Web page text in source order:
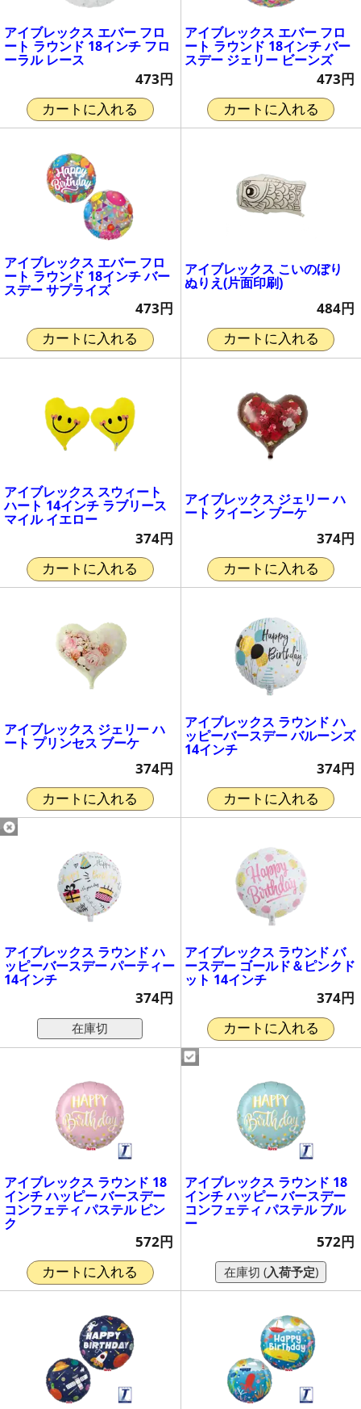
アイブレックス エバー フロ
ート ラウンド 18インチ フロ
ーラル レース
473円
カートに入れる
アイブレックス エバー フロ
ート ラウンド 18インチ バー
スデー ジェリー ビーンズ
473円
カートに入れる
アイブレックス エバー フロ
ート ラウンド 18インチ バー
スデー サプライズ
473円
カートに入れる
アイブレックス こいのぼり
ぬりえ(片面印刷)
484円
カートに入れる
アイブレックス スウィート
ハート 14インチ ラブリース
マイル イエロー
374円
カートに入れる
アイブレックス ジェリー ハ
ート クイーン ブーケ
374円
カートに入れる
アイブレックス ジェリー ハ
ート プリンセス ブーケ
374円
カートに入れる
アイブレックス ラウンド ハ
ッピーバースデー バルーンズ
14インチ
374円
カートに入れる
アイブレックス ラウンド ハ
ッピーバースデー パーティー
14インチ
374円
在庫切
アイブレックス ラウンド バ
ースデー ゴールド＆ピンクド
ット 14インチ
374円
カートに入れる
アイブレックス ラウンド 18
インチ ハッピー バースデー
コンフェティ パステル ピン
ク
572円
カートに入れる
アイブレックス ラウンド 18
インチ ハッピー バースデー
コンフェティ パステル ブル
ー
572円
在庫切 (入荷予定)